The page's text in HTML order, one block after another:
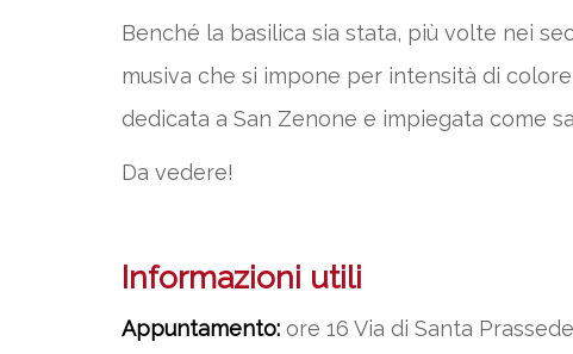
Benché la basilica sia stata, più volte nei
musiva che si impone per intensità di
dedicata a San Zenone e impiegata come
Da vedere!
Informazioni utili
Appuntamento: ore 16 Via di Santa